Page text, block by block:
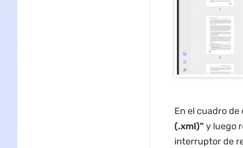
En el cuadro
(.xml)" y luego
interruptor de